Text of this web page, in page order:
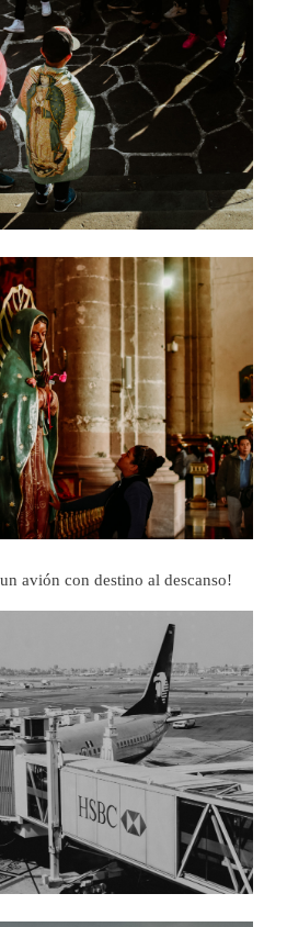
avión con destino al descanso!